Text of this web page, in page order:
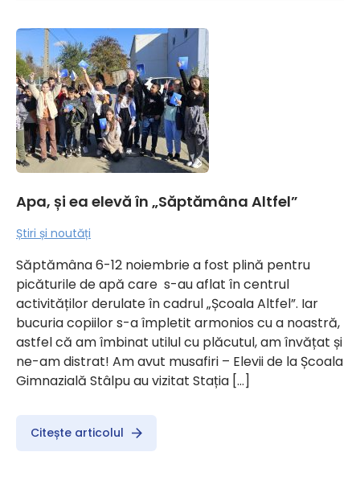
Apa, și ea elevă în „Săptămâna Altfel”
Știri și noutăți
Săptămâna 6-12 noiembrie a fost plină pentru
picăturile de apă care s-au aflat în centrul
activităților derulate în cadrul „Școala Altfel”. Iar
bucuria copiilor s-a împletit armonios cu a noastră,
astfel că am îmbinat utilul cu plăcutul, am învățat și
ne-am distrat! Am avut musafiri – Elevii de la Școala
Gimnazială Stâlpu au vizitat Stația […]
Citește articolul